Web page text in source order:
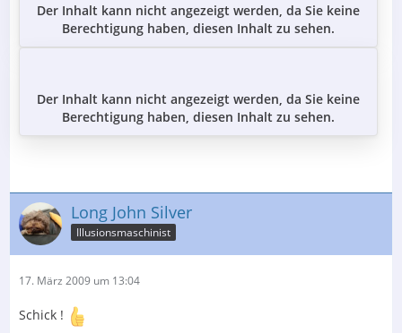
Der Inhalt kann nicht angezeigt werden, da Sie keine
Berechtigung haben, diesen Inhalt zu sehen.
Der Inhalt kann nicht angezeigt werden, da Sie keine
Berechtigung haben, diesen Inhalt zu sehen.
Long John Silver
Illusionsmaschinist
17. März 2009 um 13:04
Schick !